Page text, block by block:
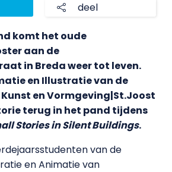
deel
komt het oude
aan de
in Breda weer tot leven.
en Illustratie van de
en Vormgeving|St.Joost
terug in het pand tijdens
Stories in Silent Buildings.
van de
en Animatie van